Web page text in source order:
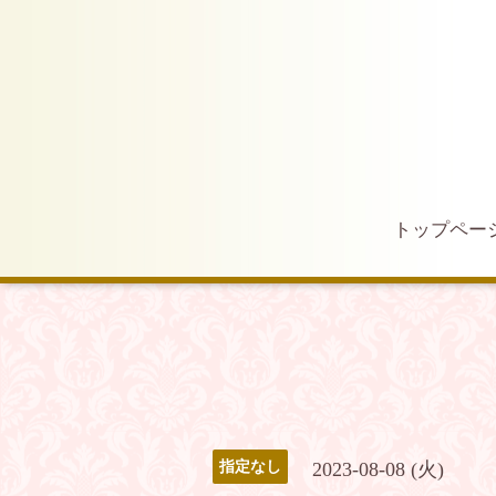
トップペー
指定なし 2023-08-08 (火)